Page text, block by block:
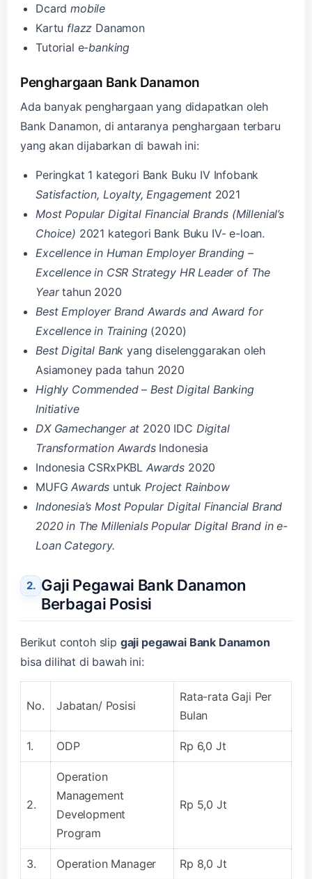
Dcardmobile
Kartu flazz Danamon
Tutorial e-banking
Penghargaan Bank Danamon
Ada banyak penghargaan yang didapatkan oleh
Bank Danamon, di antaranya penghargaan terbaru
yang akan dijabarkan di bawah ini:
Peringkat 1 kategori Bank Buku IV Infobank
Satisfaction, Loyalty, Engagement2021
Most Popular Digital Financial Brands (Millenial’s
Choice) 2021 kategori Bank Buku IV- e-loan.
Excellence in Human Employer Branding –
Excellence in CSR Strategy HR Leader of The
Yeartahun 2020
Best Employer Brand Awards and Award for
Excellence in Training(2020)
Best Digital Bank yang diselenggarakan oleh
Asiamoney pada tahun 2020
Highly Commended– Best Digital Banking
Initiative
DX Gamechanger at 2020 IDC Digital
Transformation Awards Indonesia
Indonesia CSRxPKBL Awards 2020
MUFGAwards untuk Project Rainbow
Indonesia’s Most Popular Digital Financial Brand
2020 in The Millenials Popular Digital Brand in e-
Loan Category.
Gaji Pegawai Bank Danamon
Berbagai Posisi
Berikut contoh slip gaji pegawaiBank Danamon
bisa dilihat di bawah ini:
No. Jabatan/ Posisi
Rata-rata Gaji Per
Bulan
1. ODP Rp 6,0 Jt
2.
Operation
Management
Development
Program
Rp 5,0 Jt
3. Operation Manager Rp 8,0 Jt